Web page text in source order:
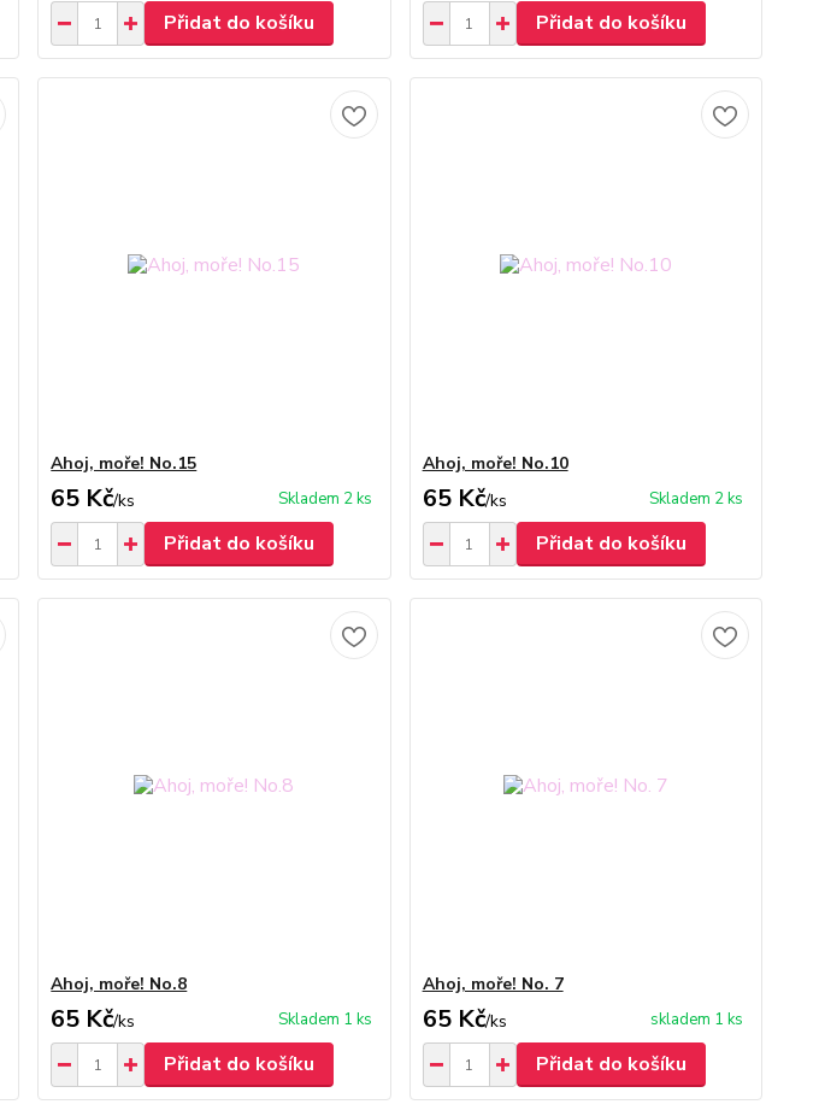
Přidat do košíku Přidat do košíku
Ahoj, moře! No.15
65 Kč/ks Skladem 2 ks
Přidat do košíku
Ahoj, moře! No.10
65 Kč/ks Skladem 2 ks
Přidat do košíku
Ahoj, moře! No.8
65 Kč/ks Skladem 1 ks
Přidat do košíku
Ahoj, moře! No. 7
65 Kč/ks skladem 1 ks
Přidat do košíku